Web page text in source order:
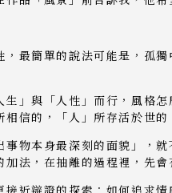
，最簡單的說法可能是，孤
」與「人性」而行，風格
信的，「人」所存活於世的
物本身最深刻的面貌」，
法，在抽離的過程裡，先會
近辯證的探索：如何追求